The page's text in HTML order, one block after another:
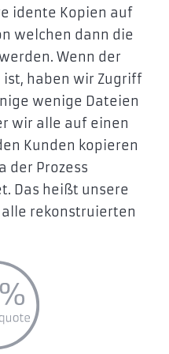
idente Kopien auf
welchen dann die
Wenn der
haben wir Zugriff
wenige Dateien
wir alle auf einen
Kunden kopieren
der Prozess
Das heißt unsere
rekonstruierten